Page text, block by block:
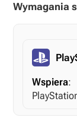
Wymagania
Wspiera: